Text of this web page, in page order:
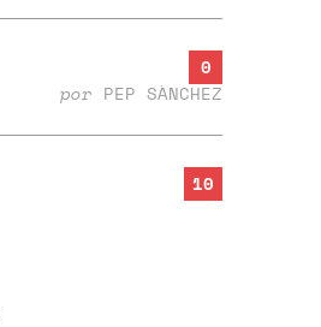
0
por PEP SÀNCHEZ
10